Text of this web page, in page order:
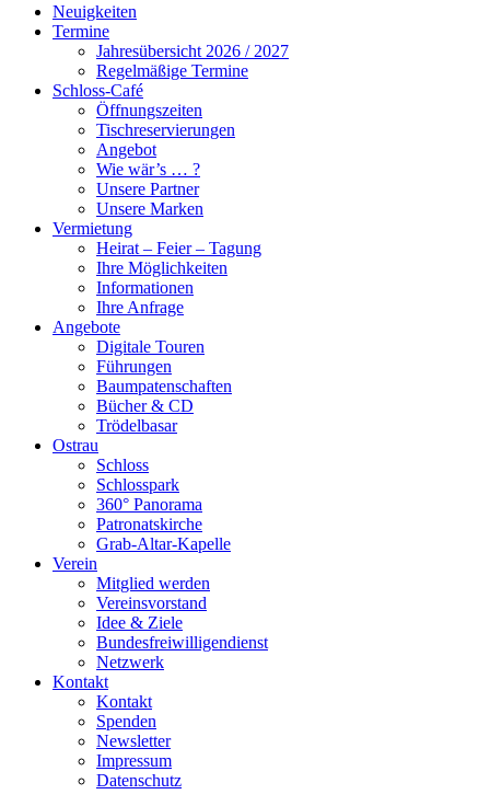
Neuigkeiten
Termine
Jahresübersicht 2026 / 2027
Regelmäßige Termine
Schloss-Café
Öffnungszeiten
Tischreservierungen
Angebot
Wie wär’s … ?
Unsere Partner
Unsere Marken
Vermietung
Heirat – Feier – Tagung
Ihre Möglichkeiten
Informationen
Ihre Anfrage
Angebote
Digitale Touren
Führungen
Baumpatenschaften
Bücher & CD
Trödelbasar
Ostrau
Schloss
Schlosspark
360° Panorama
Patronatskirche
Grab-Altar-Kapelle
Verein
Mitglied werden
Vereinsvorstand
Idee & Ziele
Bundesfreiwilligendienst
Netzwerk
Kontakt
Kontakt
Spenden
Newsletter
Impressum
Datenschutz